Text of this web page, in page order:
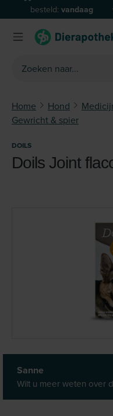
Ga naar de hoofdinhoud
besteld: vandaag
verzonden*
Home Hond
Gewricht & spier
Sanne
Wilt u meer weten over
DOILS
Doils Joint